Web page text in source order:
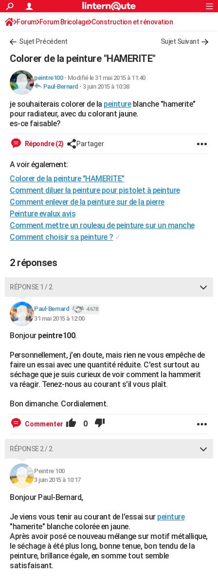
ACTUALITÉS
Politique
Société
Faits Divers
Education
Monde
Villes
+
FINANCE
Retraite
Impôts
Epargne
Immobilier
Risques naturels par ville
Banque
Assurance
Crédit
AUTO
Essais
Réserver un essai
Citadines
Berlines
SUV
Forum auto
+HIGH-TECH
Mobiles
Meilleur smartphone
Internet
Ordinateurs
Jeux vidéo
Guide high-tech
+
Forum
Aménagement intérieur
Extérieur
Cuisine
Salle de bains
Jardinage
Rangement
WEEK-END
Guides de France
Escapades
Patrimoine
Expositions
Musées
Week-end nature
+LIFESTYLE
Art de vivre
Bien-être
Loisirs
Mode
Modes de vie
SANTE
Alimentation
Guide de la santé
Maladies
Médicaments
Sommeil
VOYAGE
Destinations
City break
Voyage nature
Voyage de noces
Forum
Climat
+PHOTO
BONS PLANS
CARTE DE VOEUX
Carte de Noël
Carte Bonne année
Carte Saint-Valentin
Carte Pâques
Carte d'anniversaire
DICTIONNAIRE
Dictionnaire
Biographies
Citations
Expressions
Proverbes
S'inscrire
Se connecter
Lycées
Collèges
Primaires
Universités
Entreprises
Service militaire
Avis de recherche
AVIS DE DÉCÈS
FORUM
Bricolage
Lifestyle
Culture
Sport
Auto
Television
Voyage
Cinema
Rechercher
S'inscrire
Connexion
Forum Forum Bricolage Construction et rénovation
Peinture, Vernis, Tapissserie
Sujet Précédent Sujet Suivant
Colorer de la peinture "HAMERITE"
peintre100- Modifié le 31 mai 2015 à 11:40
Paul-Bernard - 3 juin 2015 à 10:38
je souhaiterais colorer de la peintureblanche "hamerite"
pour radiateur, avec du colorant jaune.
es-ce faisable?
Répondre (2) Partager
A voir également:
Colorer de la peinture "HAMERITE"
Comment diluer la peinture pour pistolet à peinture
Comment enlever de la peinture sur de la pierre
Peinture evalux avis
Comment mettre un rouleau de peinture sur un manche
Comment choisir sa peinture ? ✓
2 réponses
RÉPONSE 1 / 2
Paul-Bernard 4 678
31 mai 2015 à 12:00
Bonjour peintre100.
Personnellement, j'en doute, mais rien ne vous empêche de
faire un essai avec une quantité réduite. C'est surtout au
séchage que je suis curieux de voir comment la hammerit
va réagir. Tenez-nous au courant s'il vous plaît.
Bon dimanche. Cordialement.
Commenter 0
RÉPONSE 2 / 2
Peintre 100
3 juin 2015 à 10:17
Bonjour Paul-Bernard,
Je viens vous tenir au courant de l'essai sur peinture
"hamerite" blanche colorée en jaune.
Après avoir posé ce nouveau mélange sur motif métallique,
le séchage à été plus long, bonne tenue, bon tendu de la
peinture, brillance égale, en somme tout semble
satisfaisant.